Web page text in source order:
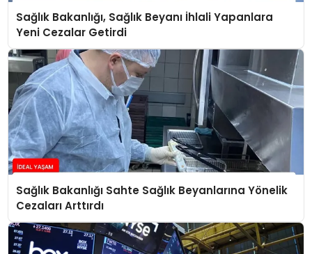
Sağlık Bakanlığı, Sağlık Beyanı İhlali Yapanlara
Yeni Cezalar Getirdi
Sağlık Bakanlığı Sahte Sağlık Beyanlarına Yönelik
Cezaları Arttırdı